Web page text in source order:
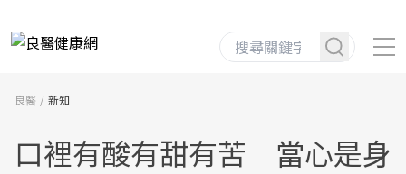
良醫 新知
口裡有酸有甜有苦 當心是身